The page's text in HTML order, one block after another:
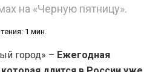
на «Черную пятницу».
1 мин.
город» – Ежегодная